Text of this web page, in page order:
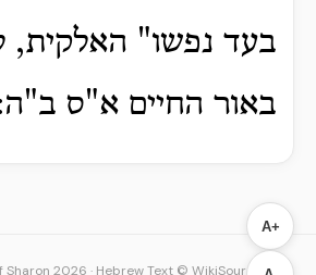
בעד נפשו" האלקית,
באור החיים א"ס
A+
Sharon 2026 · Hebrew Text © WikiSource